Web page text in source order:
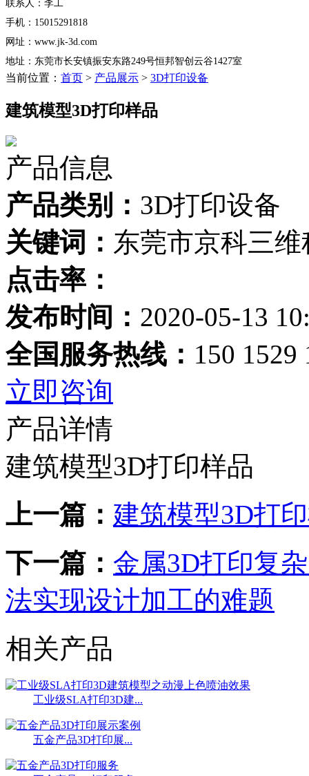
联系人：李工
手机：15015291818
网址：www.jk-3d.com
地址：东莞市长安镇振安东路249号恒邦智创云谷1427室
当前位置： 首页 > 产品展示 > 3D打印设备
建筑模型3D打印样品
产品信息
产品类别： 3D打印设备
关键词： 东莞市京科三
点击率：
发布时间： 2020-05-13
全国服务热线： 150 1529
立即咨询
产品详情
建筑模型3D打印样品
上一篇： 建筑模型3D打
下一篇： 金属3D打印复
法实现设计加工的难题
相关产品
工业级SLA打印3D建...
五金产品3D打印展...